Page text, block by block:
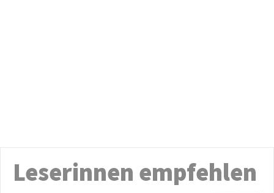
Leserinnen empfehlen